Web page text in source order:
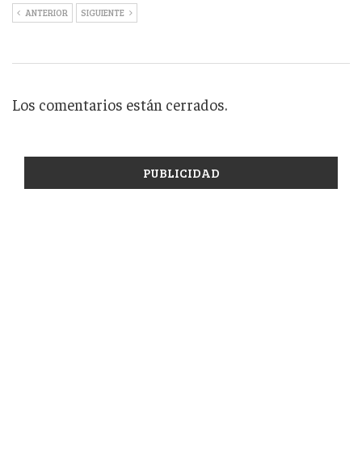
ANTERIOR SIGUIENTE
Los comentarios están cerrados.
PUBLICIDAD